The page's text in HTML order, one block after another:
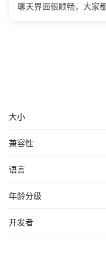
聊天界面很顺畅，大家
大小
兼容性
语言
年龄分级
开发者